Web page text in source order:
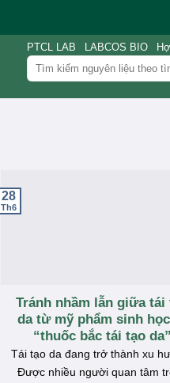
PTCL LAB LABCOS BIO
Tìm
kiếm:
Tránh nhầm lẫn giữa tái
da từ mỹ phẩm sinh
“thuốc bắc tái tạo da”
Tái tạo da đang trở thành xu
Được nhiều người quan tâm
28
Th6